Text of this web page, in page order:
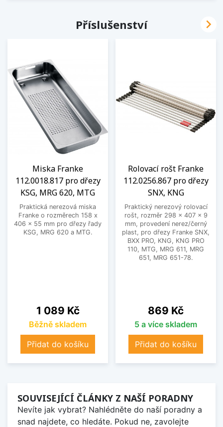
Příslušenství
Miska Franke
112.0018.817 pro dřezy
KSG, MRG 620, MTG
Praktická nerezová miska
Franke o rozměrech 158 x
406 x 55 mm pro dřezy řady
KSG, MRG 620 a MTG.
Cena
1 089 Kč
Běžně skladem
Přidat do košíku
Rolovací rošt Franke
112.0256.867 pro dřezy
SNX, KNG
Praktický nerezový rolovací
rošt, rozměr 298 x 407 x 9
mm, provedení nerez/černý
plast, pro dřezy Franke SNX,
BXX PRO, KNG, KNG PRO
110, MTG, MRG 611, MRG
651, MRG 651-78.
Cena
869 Kč
5 a více skladem
Přidat do košíku

SOUVISEJÍCÍ ČLÁNKY Z NAŠÍ PORADNY
Nevíte jak vybrat? Nahlédněte do naší poradny a
snad najdete, co hledáte. Pokud ne, zavolejte